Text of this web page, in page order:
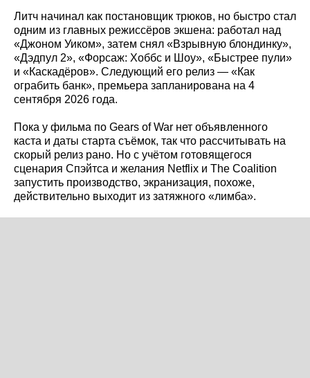
Литч начинал как постановщик трюков, но быстро стал
одним из главных режиссёров экшена: работал над
«Джоном Уиком», затем снял «Взрывную блондинку»,
«Дэдпул 2», «Форсаж: Хоббс и Шоу», «Быстрее пули»
и «Каскадёров». Следующий его релиз — «Как
ограбить банк», премьера запланирована на 4
сентября 2026 года.
Пока у фильма по Gears of War нет объявленного
каста и даты старта съёмок, так что рассчитывать на
скорый релиз рано. Но с учётом готовящегося
сценария Спэйтса и желания Netflix и The Coalition
запустить производство, экранизация, похоже,
действительно выходит из затяжного «лимба».